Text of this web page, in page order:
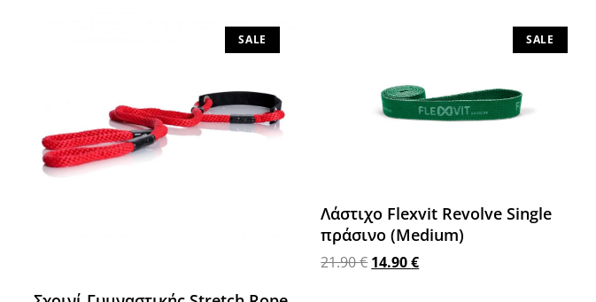
SALE SALE
Λάστιχο Flexvit Revolve Single
πράσινο (Medium)
21.90€ 14.90€